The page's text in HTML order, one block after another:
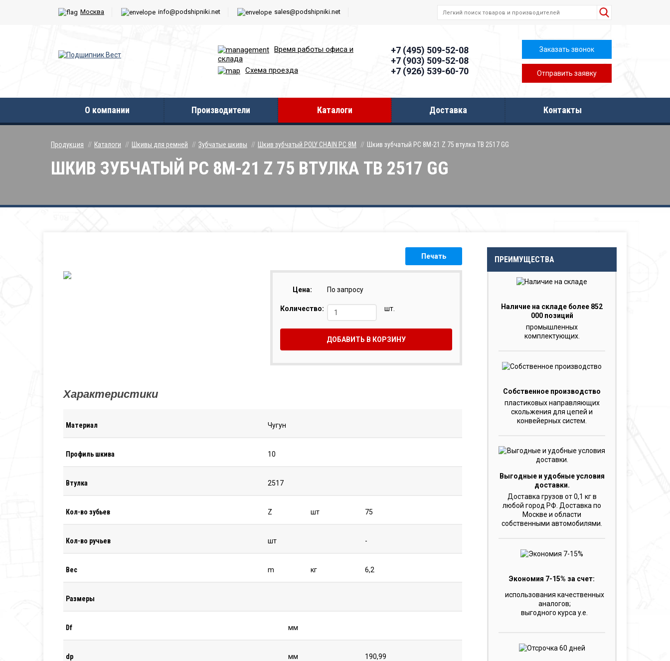
Москва info@podshipniki.net sales@podshipniki.net
Время работы офиcа и
склада
Схема проезда
+7 (495) 509-52-08
+7 (903) 509-52-08
+7 (926) 539-60-70
Заказать звонок
Отправить заявку
О компании Производители Каталоги Доставка Контакты
Продукция Каталоги Шкивы для ремней Зубчатые шкивы Шкив зубчатый POLY CHAIN PC 8M Шкив зубчатый PC 8M-21 Z 75 втулка TB 2517 GG
ШКИВ ЗУБЧАТЫЙ PC 8M-21 Z 75 ВТУЛКА TB 2517 GG
Печать
Цена: По запросу
Количество: шт.
ДОБАВИТЬ В КОРЗИНУ
Характеристики
Материал Чугун
Профиль шкива 10
Втулка 2517
Кол-во зубьев Z шт 75
Кол-во ручьев шт -
Вес m кг 6,2
Размеры
Df мм
dp мм 190,99
ПРЕИМУЩЕСТВА
Наличие на складе более 852
000 позиций
промышленных
комплектующих.
Собственное производство
пластиковых направляющих
скольжения для цепей и
конвейерных систем.
Выгодные и удобные условия
доставки.
Доставка грузов от 0,1 кг в
любой город РФ. Доставка по
Москве и области
собственными автомобилями.
Экономия 7-15% за счет:
использования качественных
аналогов;
выгодного курса y.e.